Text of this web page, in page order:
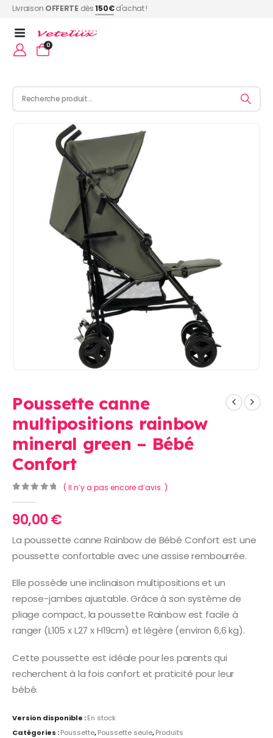
Livraison OFFERTE dès150€d'achat !
0
Poussette canne
multipositions rainbow
mineral green – Bébé
Confort
( Il n’y a pas encore d’avis. )
90,00€
La poussette canne Rainbow de Bébé Confort est une
poussette confortable avec une assise rembourrée.
Elle possède une inclinaison multipositions et un
repose-jambes ajustable. Grâce à son système de
pliage compact, la poussette Rainbow est facile à
ranger (L105 x L27 x H19cm) et légère (environ 6,6 kg).
Cette poussette est idéale pour les parents qui
recherchent à la fois confort et praticité pour leur
bébé.
Version disponible :En stock
Catégories :Poussette,Poussette seule,Produits